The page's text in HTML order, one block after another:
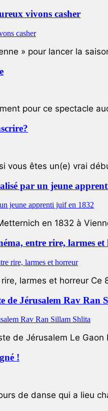
vivons casher
» pour lancer la
pour ce spectacle
vous êtes un(e) vrai
par un jeune
en 1832 à
entre rire, larmes
larmes et horreur Ce
de Jérusalem Rav Ran
de Jérusalem Le
!
de danse qui a lieu